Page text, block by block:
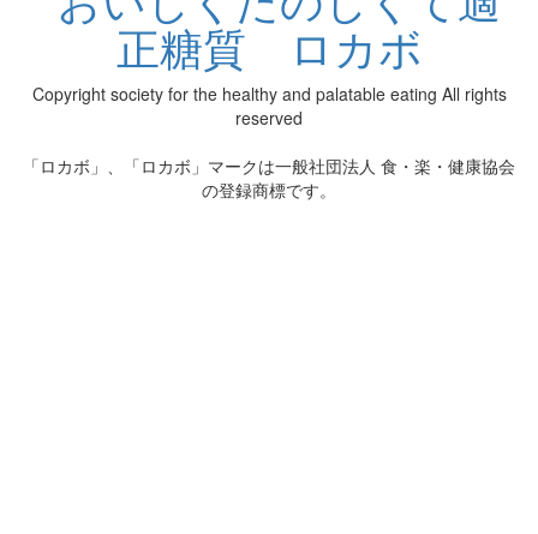
Copyright society for the healthy and palatable eating All rights
reserved
「ロカボ」、「ロカボ」マークは一般社団法人 食・楽・健康協会
の登録商標です。